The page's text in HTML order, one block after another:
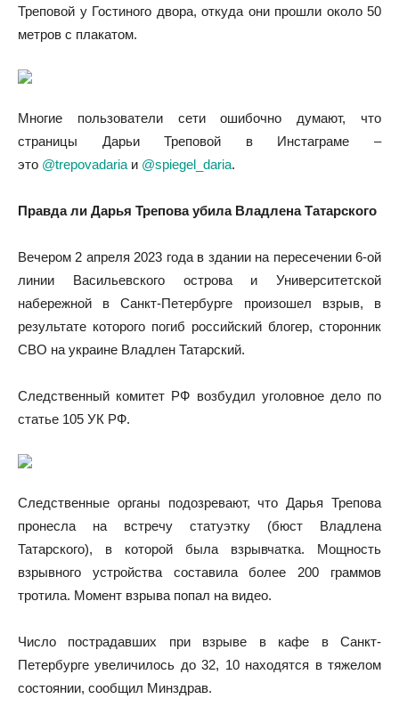
Треповой у Гостиного двора, откуда они прошли около 50
метров с плакатом.
Многие пользователи сети ошибочно думают, что
страницы Дарьи Треповой в Инстаграме –
это @trepovadaria и @spiegel_daria.
Правда ли Дарья Трепова убила Владлена Татарского
Вечером 2 апреля 2023 года в здании на пересечении 6-ой
линии Васильевского острова и Университетской
набережной в Санкт-Петербурге произошел взрыв, в
результате которого погиб российский блогер, сторонник
СВО на украине Владлен Татарский.
Следственный комитет РФ возбудил уголовное дело по
статье 105 УК РФ.
Следственные органы подозревают, что Дарья Трепова
пронесла на встречу статуэтку (бюст Владлена
Татарского), в которой была взрывчатка. Мощность
взрывного устройства составила более 200 граммов
тротила. Момент взрыва попал на видео.
Число пострадавших при взрыве в кафе в Санкт-
Петербурге увеличилось до 32, 10 находятся в тяжелом
состоянии, сообщил Минздрав.